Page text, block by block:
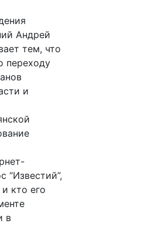
Андрей
тем, что
переходу
и
“Известий”,
кто его
в